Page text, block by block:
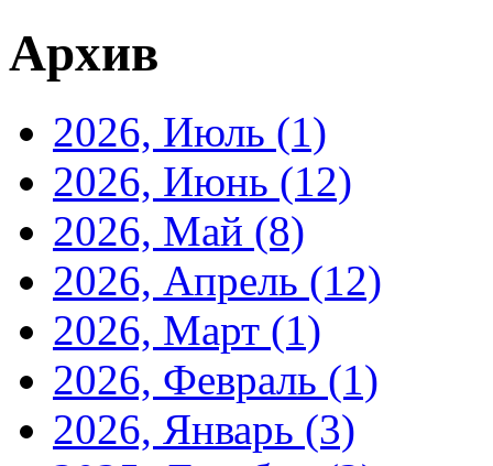
Архив
2026, Июль (1)
2026, Июнь (12)
2026, Май (8)
2026, Апрель (12)
2026, Март (1)
2026, Февраль (1)
2026, Январь (3)